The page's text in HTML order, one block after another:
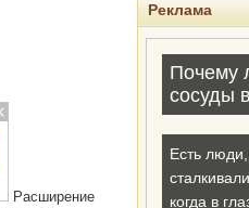
Расширение
Реклама